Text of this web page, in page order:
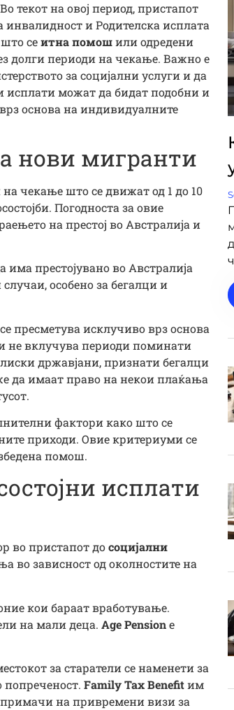
текот на овој период, пристапот
инвалидност и Родителска исплата
сеитна помошили одредени
долги периоди на чекање. Важно е
за социјални услуги и да
исплати можат да бидат подобни и
основа на индивидуалните
нови мигранти
чекање што се движат од 1 до 10
Погодноста за овие
на престој во Австралија и
има престојувано во Австралија
особено за бегалци и
пресметува исклучиво врз основа
не вклучува периоди поминати
државјани, признати бегалци
да имаат право на некои плаќања
фактори како што се
приходи. Овие критериуми се
помош.
исплати
во пристапот досоцијални
во зависност од околностите на
кои бараат вработување.
на мали деца. Age Pensionе
за старатели се наменети за
попреченост. Family Tax Benefitим
примачи на привремени визи за